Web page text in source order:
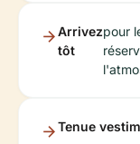
Arrivez
tôt
pour
Tenue